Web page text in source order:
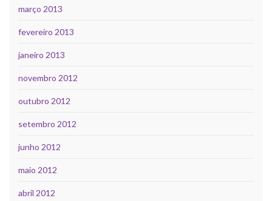
março 2013
fevereiro 2013
janeiro 2013
novembro 2012
outubro 2012
setembro 2012
junho 2012
maio 2012
abril 2012